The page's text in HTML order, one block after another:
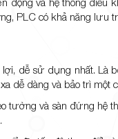
PLC có khả năng lưu
dễ sử dụng nhất. Là
dễ dàng và bảo trì một
tường và sàn đứng hệ